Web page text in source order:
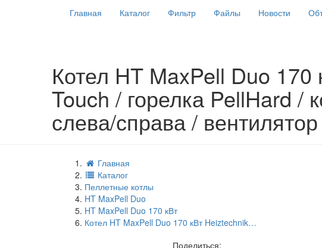
Главная Каталог Фильтр Файлы Новости
Котел HT MaxPell Duo
Touch / горелка PellHard /
слева/справа /
Главная
Каталог
Пеллетные котлы
HT MaxPell Duo
HT MaxPell Duo 170 кВт
Котел HT MaxPell Duo 170 кВт Heiztechnik…
Поделиться: